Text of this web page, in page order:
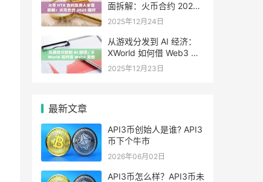
面拆解：火币合约 2025
做对了什么，又将走向哪
2025年12月24日
从游戏分发到 AI 经济：
XWorld 如何借 Web3 激
励之力重写价值分配？
2025年12月23日
最新文章
API3币创始人是谁? API3
币下个牛市
2026年06月02日
API3币怎么样？API3币未